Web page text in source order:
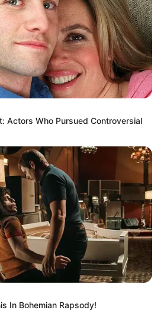
Actors Who Pursued Controversial
In Bohemian Rapsody!